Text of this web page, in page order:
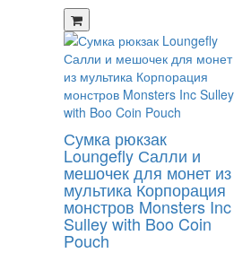
Сумка рюкзак
Loungefly Салли и
мешочек для монет из
мультика Корпорация
монстров Monsters Inc
Sulley with Boo Coin
Pouch